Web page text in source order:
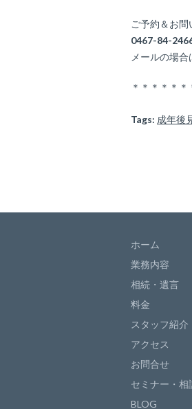
ご予約＆お問
0467-84-
メールの場
＊＊＊＊＊
Tags: 成年後
ホーム
業務内容
相続・遺言
料金
スタッフ紹介
アクセス
お問合せ
セミナー・相
BLOG